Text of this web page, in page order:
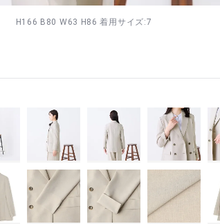
H166 B80 W63 H86 着用サイズ:7